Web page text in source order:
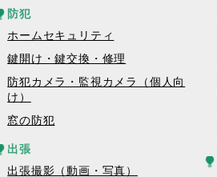
防犯
ホームセキュリティ
鍵開け・鍵交換・修理
防犯カメラ・監視カメラ（個人向
け）
窓の防犯
出張
出張撮影（動画・写真）